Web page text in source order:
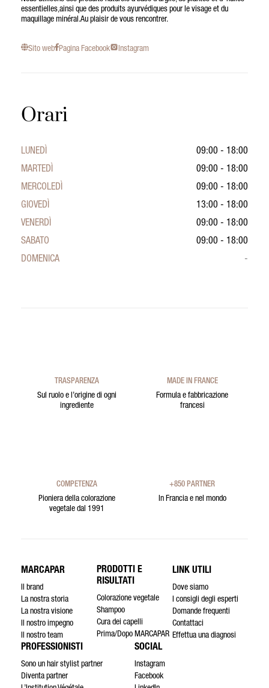
essentielles,ainsi que des produits ayurvédiques pour le visage et du
maquillage minéral.Au plaisir de vous rencontrer.
Sito web Pagina Facebook Instagram
Orari
LUNEDÌ
09:00 - 18:00
MARTEDÌ
09:00 - 18:00
MERCOLEDÌ
09:00 - 18:00
GIOVEDÌ
13:00 - 18:00
VENERDÌ
09:00 - 18:00
SABATO
09:00 - 18:00
DOMENICA
-
TRASPARENZA
Sul ruolo e l’origine di ogni
ingrediente
MADE IN FRANCE
Formula e fabbricazione
francesi
COMPETENZA
Pioniera della colorazione
vegetale dal 1991
+850 PARTNER
In Francia e nel mondo
MARCAPAR
Il brand
La nostra storia
La nostra visione
Il nostro impegno
Il nostro team
PRODOTTI E
RISULTATI
Colorazione vegetale
Shampoo
Cura dei capelli
Prima/Dopo MARCAPAR
LINK UTILI
Dove siamo
I consigli degli esperti
Domande frequenti
Contattaci
Effettua una diagnosi
PROFESSIONISTI
Sono un hair stylist partner
Diventa partner
SOCIAL
Instagram
Facebook